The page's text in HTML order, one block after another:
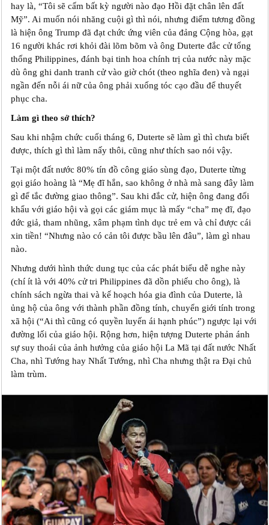
hay là, “Tôi sẽ cấm bất kỳ người nào đạo Hồi đặt chân lên đất
Mỹ”. Ai muốn nói nhăng cuội gì thì nói, nhưng điểm tương đồng
là hiện ông Trump đã đạt chức ứng viên của đảng Cộng hòa, gạt
16 người khác rơi khỏi đài lõm bõm và ông Duterte đắc cử tổng
thống Philippines, đánh bại tinh hoa chính trị của nước này mặc
dù ông ghi danh tranh cử vào giờ chót (theo nghĩa đen) và ngại
ngần đến nỗi ái nữ của ông phải xuống tóc cạo đầu để thuyết
phục cha.
Làm gì theo sở thích?
Sau khi nhậm chức cuối tháng 6, Duterte sẽ làm gì thì chưa biết
được, thích gì thì làm nấy thôi, cũng như thích sao nói vậy.
Tại một đất nước 80% tín đồ công giáo sùng đạo, Duterte từng
gọi giáo hoàng là “Mẹ đĩ hắn, sao không ở nhà mà sang đây làm
gì để tắc đường giao thông”. Sau khi đắc cử, hiện ông đang đối
khẩu với giáo hội và gọi các giám mục là mấy “cha” mẹ đĩ, đạo
đức giả, tham nhũng, xâm phạm tình dục trẻ em và chỉ được cái
xin tiền! “Nhưng nào có cản tôi được bầu lên đâu”, làm gì nhau
nào.
Nhưng dưới hình thức dung tục của các phát biểu dễ nghe này
(chí ít là với 40% cử tri Philippines đã dồn phiếu cho ông), là
chính sách ngừa thai và kế hoạch hóa gia đình của Duterte, là
ủng hộ của ông với thành phần đồng tính, chuyển giới tính trong
xã hội (“Ai thì cũng có quyền luyến ái hạnh phúc”) ngược lại với
đường lối của giáo hội. Rộng hơn, hiện tượng Duterte phản ánh
sự suy thoái của ảnh hưởng của giáo hội La Mã tại đất nước Nhất
Cha, nhì Tướng hay Nhất Tướng, nhì Cha nhưng thật ra Đại chủ
làm trùm.